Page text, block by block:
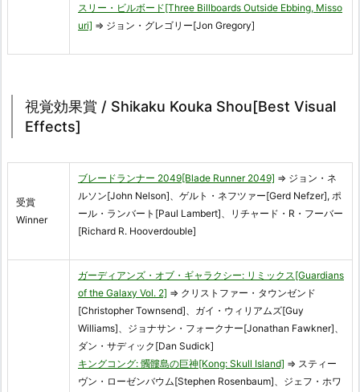
スリー・ビルボード[Three Billboards Outside Ebbing, Misso
uri] ⇒ ジョン・グレゴリー[Jon Gregory]
視覚効果賞 / Shikaku Kouka Shou[Best Visual
Effects]
受賞
Winner
ブレードランナー 2049[Blade Runner 2049] ⇒ ジョン・ネ
ルソン[John Nelson]、ゲルト・ネフツァー[Gerd Nefzer], ポ
ール・ランバート[Paul Lambert]、リチャード・R・フーバー
[Richard R. Hooverdouble]
ガーディアンズ・オブ・ギャラクシー: リミックス[Guardians
of the Galaxy Vol. 2] ⇒ クリストファー・タウンゼンド
[Christopher Townsend]、ガイ・ウィリアムズ[Guy
Williams]、ジョナサン・フォークナー[Jonathan Fawkner]、
ダン・サディック[Dan Sudick]
キングコング: 髑髏島の巨神[Kong: Skull Island] ⇒ スティー
ヴン・ローゼンバウム[Stephen Rosenbaum]、ジェフ・ホワ